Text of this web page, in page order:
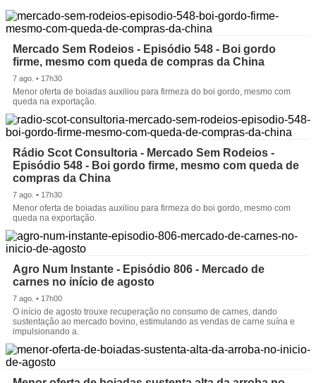
Mercado Sem Rodeios - Episódio 548 - Boi gordo
firme, mesmo com queda de compras da China
7 ago. • 17h30
Menor oferta de boiadas auxiliou para firmeza do boi gordo, mesmo com
queda na exportação.
Rádio Scot Consultoria - Mercado Sem Rodeios -
Episódio 548 - Boi gordo firme, mesmo com queda de
compras da China
7 ago. • 17h30
Menor oferta de boiadas auxiliou para firmeza do boi gordo, mesmo com
queda na exportação.
Agro Num Instante - Episódio 806 - Mercado de
carnes no início de agosto
7 ago. • 17h00
O início de agosto trouxe recuperação no consumo de carnes, dando
sustentação ao mercado bovino, estimulando as vendas de carne suína e
impulsionando a.